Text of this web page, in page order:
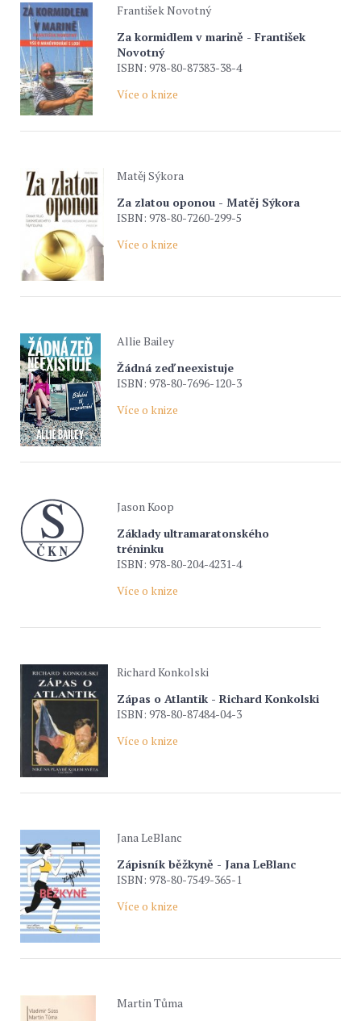
František Novotný
Za kormidlem v marině - František
Novotný
ISBN: 978-80-87383-38-4
Více o knize
Matěj Sýkora
Za zlatou oponou - Matěj Sýkora
ISBN: 978-80-7260-299-5
Více o knize
Allie Bailey
Žádná zeď neexistuje
ISBN: 978-80-7696-120-3
Více o knize
Jason Koop
Základy ultramaratonského
tréninku
ISBN: 978-80-204-4231-4
Více o knize
Richard Konkolski
Zápas o Atlantik - Richard Konkolski
ISBN: 978-80-87484-04-3
Více o knize
Jana LeBlanc
Zápisník běžkyně - Jana LeBlanc
ISBN: 978-80-7549-365-1
Více o knize
Martin Tůma